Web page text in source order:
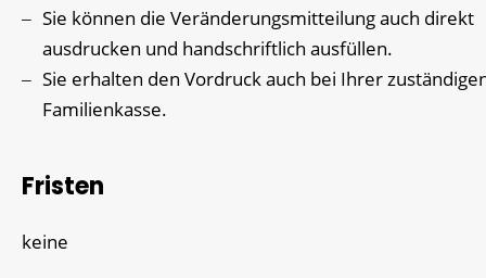
Sie können die Veränderungsmitteilung auch direkt
ausdrucken und handschriftlich ausfüllen.
Sie erhalten den Vordruck auch bei Ihrer
Familienkasse.
Fristen
keine